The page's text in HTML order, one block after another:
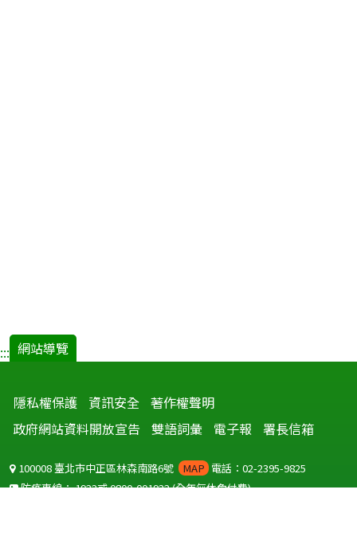
::: 網站導覽
隱私權保護 資訊安全 著作權聲明
政府網站資料開放宣告
雙語詞彙 電子報 署長信箱
100008 臺北市中正區林森南路6號 MAP 電話：02-2395-9825
防疫專線：1922或0800-001922(全年無休免付費)